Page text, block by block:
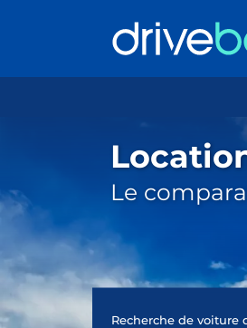
Le
Recherche de voiture